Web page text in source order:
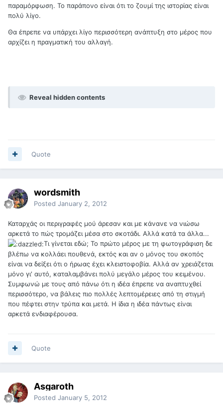
παραμόρφωση. Το παράπονο είναι ότι το ζουμί της ιστορίας είναι
πολύ λίγο.
Θα έπρεπε να υπάρχει λίγο περισσότερη ανάπτυξη στο μέρος που
αρχίζει η πραγματική του αλλαγή.
Reveal hidden contents
Quote
wordsmith
Posted January 2, 2012
Καταρχάς οι περιγραφές μού άρεσαν και με κάνανε να νιώσω
αρκετά το πώς τρομάζει μέσα στο σκοτάδι. Αλλά κατά τα άλλα...
Τι γίνεται εδώ; Το πρώτο μέρος με τη φωτογράφιση δε
βλέπω να κολλάει πουθενά, εκτός και αν ο μόνος του σκοπός
είναι να δείξει ότι ο ήρωας έχει κλειστοφοβία. Αλλά αν χρειάζεται
μόνο γι' αυτό, καταλαμβάνει πολύ μεγάλο μέρος του κειμένου.
Συμφωνώ με τους από πάνω ότι η ιδέα έπρεπε να αναπτυχθεί
περισσότερο, να βάλεις πιο πολλές λεπτομέρειες από τη στιγμή
που πέφτει στην τρύπα και μετά. Η ίδια η ιδέα πάντως είναι
αρκετά ενδιαφέρουσα.
Quote
Asgaroth
Posted January 5, 2012